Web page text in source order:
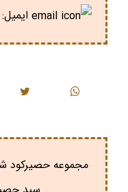
ایمیل:
مجموعه حصیرکود